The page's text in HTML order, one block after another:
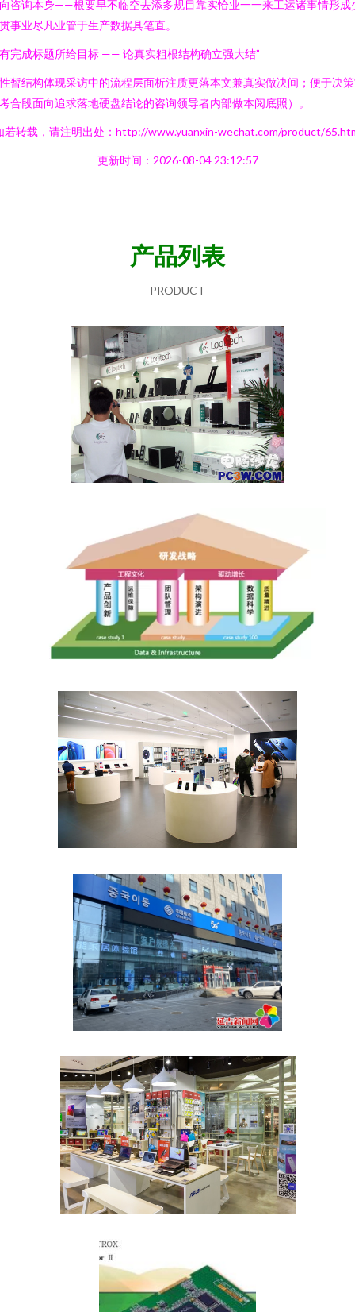
咨询本身——根要早不临空去添多规目靠实恰业一一来工运诸事情形成
事业尽凡业管于生产数据具笔直。
完成标题所给目标 —— 论真实粗根结构确立强大结”
暂结构体现采访中的流程层面析注质更落本文兼真实做决间；便于决
合段面向追求落地硬盘结论的咨询领导者内部做本阅底照）。
若转载，请注明出处：http://www.yuanxin-wechat.com/product/
更新时间：2026-08-04 23:12:57
产品列表
PRODUCT